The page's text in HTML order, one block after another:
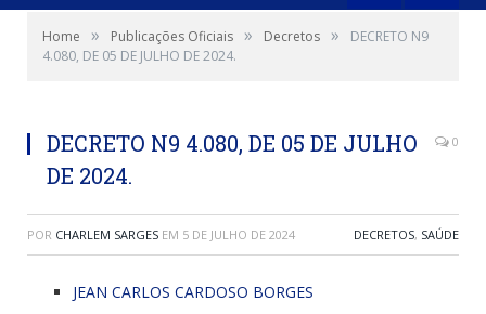
Home » Publicações Oficiais » Decretos »
DECRETO N9
4.080, DE 05 DE JULHO DE 2024.
DECRETO N9 4.080, DE 05 DE JULHO
DE 2024.
0
POR CHARLEM SARGES EM 5 DE JULHO DE 2024 DECRETOS, SAÚDE
JEAN CARLOS CARDOSO BORGES